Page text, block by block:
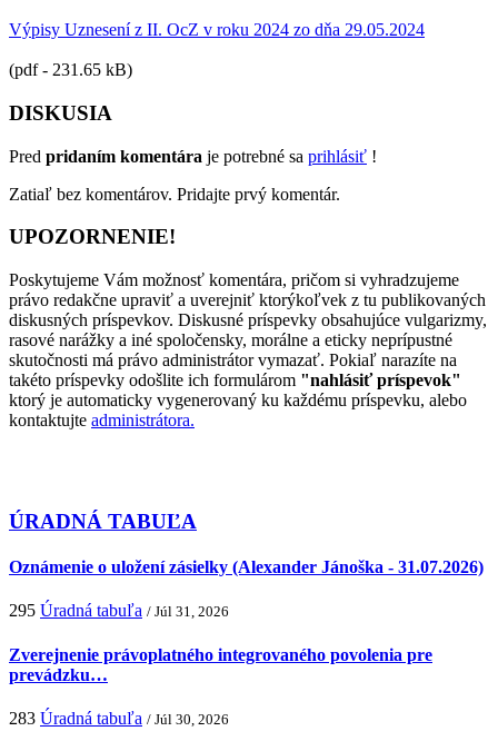
Výpisy Uznesení z II. OcZ v roku 2024 zo dňa 29.05.2024
(pdf - 231.65 kB)
DISKUSIA
Pred pridaním komentára je potrebné sa prihlásiť !
Zatiaľ bez komentárov. Pridajte prvý komentár.
UPOZORNENIE!
Poskytujeme Vám možnosť komentára, pričom si vyhradzujeme
právo redakčne upraviť a uverejniť ktorýkoľvek z tu publikovaných
diskusných príspevkov. Diskusné príspevky obsahujúce vulgarizmy,
rasové narážky a iné spoločensky, morálne a eticky neprípustné
skutočnosti má právo administrátor vymazať. Pokiaľ narazíte na
takéto príspevky odošlite ich formulárom "nahlásiť príspevok"
ktorý je automaticky vygenerovaný ku každému príspevku, alebo
kontaktujte administrátora.
ÚRADNÁ TABUĽA
Oznámenie o uložení zásielky (Alexander Jánoška - 31.07.2026)
295 Úradná tabuľa / Júl 31, 2026
Zverejnenie právoplatného integrovaného povolenia pre
prevádzku…
283 Úradná tabuľa / Júl 30, 2026